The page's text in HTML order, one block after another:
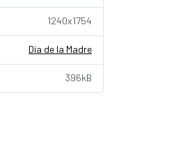
1240x1754
Día de la Madre
396kB